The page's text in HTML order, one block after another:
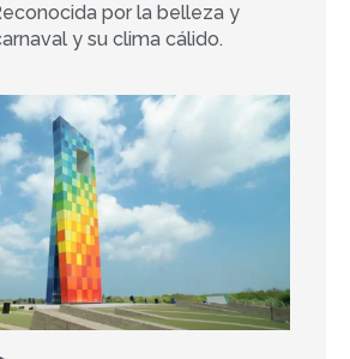
por la belleza y
y su clima cálido.